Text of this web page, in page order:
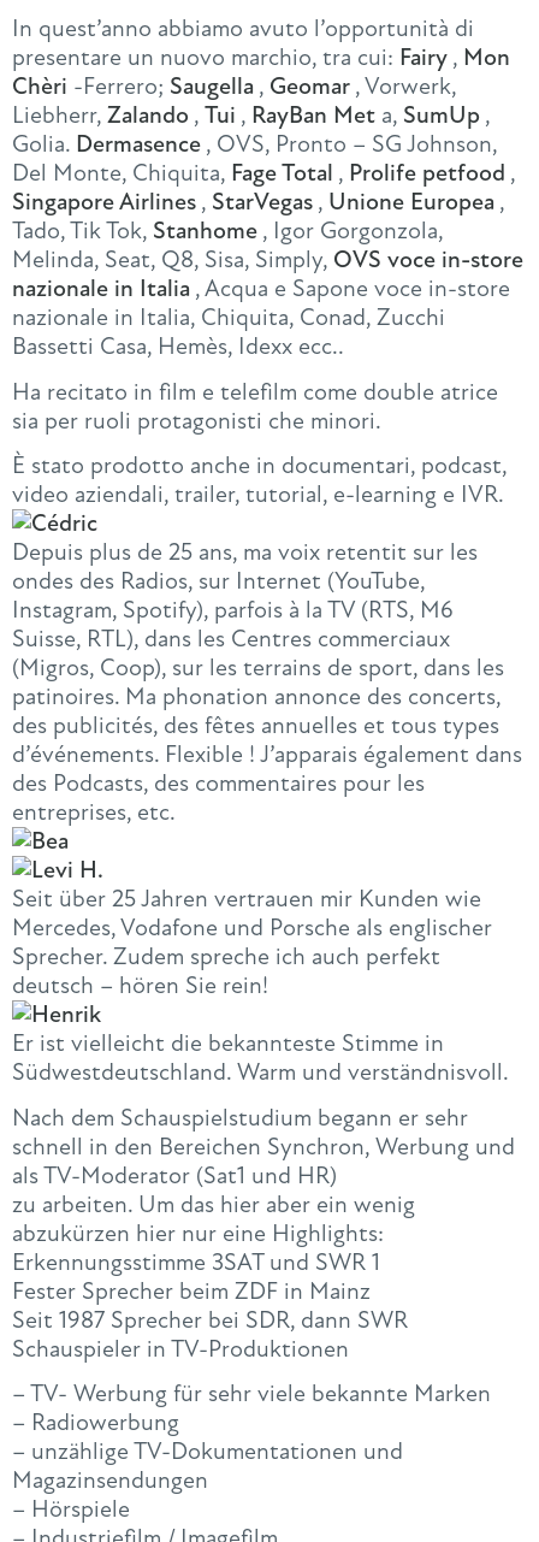
In quest’anno abbiamo avuto l’opportunità di
presentare un nuovo marchio, tra cui: Fairy , Mon
Chèri -Ferrero; Saugella , Geomar , Vorwerk,
Liebherr, Zalando , Tui , RayBan Met a, SumUp ,
Golia. Dermasence , OVS, Pronto – SG Johnson,
Del Monte, Chiquita, Fage Total , Prolife petfood ,
Singapore Airlines , StarVegas , Unione Europea ,
Tado, Tik Tok, Stanhome , Igor Gorgonzola,
Melinda, Seat, Q8, Sisa, Simply, OVS voce in-store
nazionale in Italia , Acqua e Sapone voce in-store
nazionale in Italia, Chiquita, Conad, Zucchi
Bassetti Casa, Hemès, Idexx ecc..
Ha recitato in film e telefilm come double atrice
sia per ruoli protagonisti che minori.
È stato prodotto anche in documentari, podcast,
video aziendali, trailer, tutorial, e-learning e IVR.
Depuis plus de 25 ans, ma voix retentit sur les
ondes des Radios, sur Internet (YouTube,
Instagram, Spotify), parfois à la TV (RTS, M6
Suisse, RTL), dans les Centres commerciaux
(Migros, Coop), sur les terrains de sport, dans les
patinoires. Ma phonation annonce des concerts,
des publicités, des fêtes annuelles et tous types
d’événements. Flexible ! J’apparais également dans
des Podcasts, des commentaires pour les
entreprises, etc.
Seit über 25 Jahren vertrauen mir Kunden wie
Mercedes, Vodafone und Porsche als englischer
Sprecher. Zudem spreche ich auch perfekt
deutsch – hören Sie rein!
Er ist vielleicht die bekannteste Stimme in
Südwestdeutschland. Warm und verständnisvoll.
Nach dem Schauspielstudium begann er sehr
schnell in den Bereichen Synchron, Werbung und
als TV-Moderator (Sat1 und HR)
zu arbeiten. Um das hier aber ein wenig
abzukürzen hier nur eine Highlights:
Erkennungsstimme 3SAT und SWR 1
Fester Sprecher beim ZDF in Mainz
Seit 1987 Sprecher bei SDR, dann SWR
Schauspieler in TV-Produktionen
– TV- Werbung für sehr viele bekannte Marken
– Radiowerbung
– unzählige TV-Dokumentationen und
Magazinsendungen
– Hörspiele